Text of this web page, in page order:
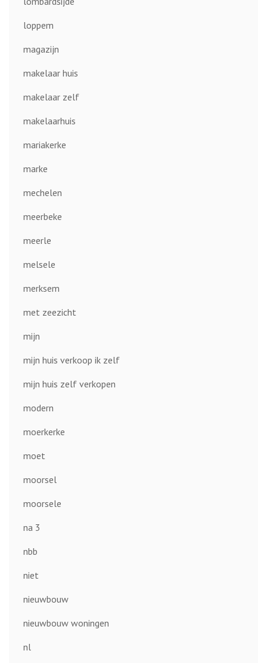
loppem
magazijn
makelaar huis
makelaar zelf
makelaarhuis
mariakerke
marke
mechelen
meerbeke
meerle
melsele
merksem
met zeezicht
mijn
mijn huis verkoop ik zelf
mijn huis zelf verkopen
modern
moerkerke
moet
moorsel
moorsele
na 3
nbb
niet
nieuwbouw
nieuwbouw woningen
nl